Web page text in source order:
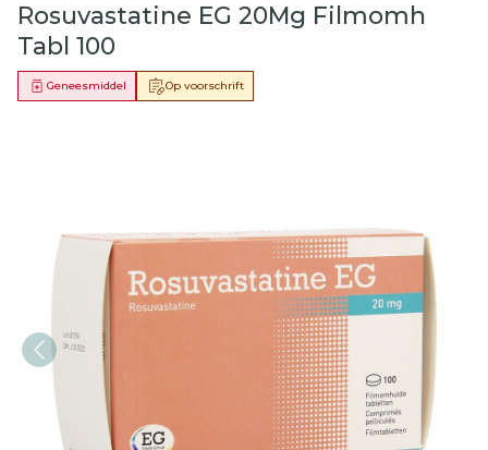
Rosuvastatine EG 20Mg Filmomh
Tabl 100
Op voorschrift
Geneesmiddel